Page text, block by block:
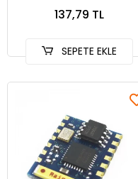
137,79 TL
SEPETE EKLE